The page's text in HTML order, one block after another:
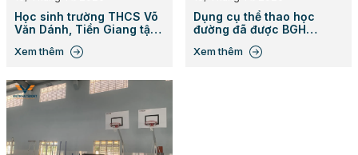
Học sinh trường THCS Võ
Văn Dánh, Tiền Giang tập
thao do Việt Phát sport
Xem thêm
Dụng cụ thể thao học
đường đã được BGH
Đồng Nai đầu tư lắp đặt
Xem thêm